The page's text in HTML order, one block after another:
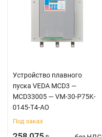
Устройство плавного
пуска VEDA MCD3 —
MCD33005 — VM-30-P75K-
0145-T4-AO
Под заказ